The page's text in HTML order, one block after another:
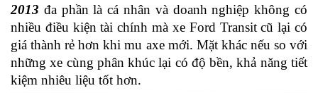
2013 đa phần là cá nhân và doanh nghiệp không có
nhiều điều kiện tài chính mà xe Ford Transit cũ lại có
giá thành rẻ hơn khi mu axe mới. Mặt khác nếu so với
những xe cùng phân khúc lại có độ bền, khả năng tiết
kiệm nhiêu liệu tốt hơn.